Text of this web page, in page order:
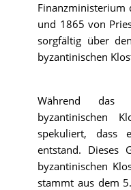
Finanzministerium
und 1865 von
sorgfältig über
byzantinischen
Während das
byzantinischen
spekuliert, dass
entstand. Dieses
byzantinischen
stammt aus dem